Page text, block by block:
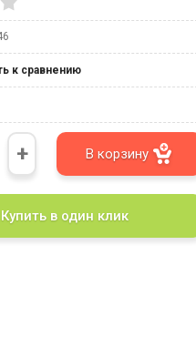
к сравнению
+ В корзину
Купить в один клик